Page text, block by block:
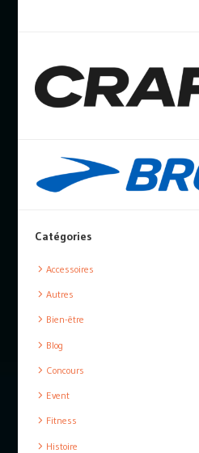
Catégories
Accessoires
Autres
Bien-être
Blog
Concours
Event
Fitness
Histoire